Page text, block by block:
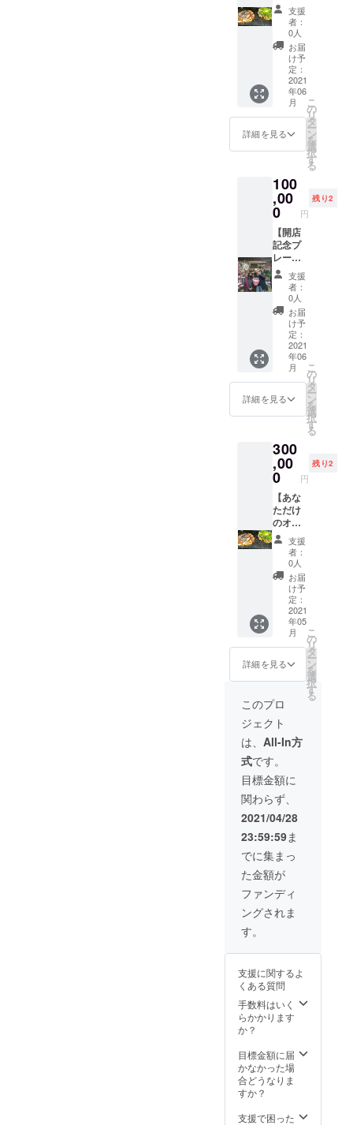
※正式な
プレ
オープ
ンの日
程は決
まり次
第ご案
内させ
て頂き
ます
が、5月
後半〜6
ており
ます
り日程
につい
ては別
途ご相
談下さ
い ※有
効期間
(2021年
6月1
日〜11
月30日)
の感染
状況、
行政の
要請等
の事情
により
人数制
限や時
間制限
を設け
る可能
性があ
ります
お好み
焼きま
えちゃ
んを貸
し切れ
る権利
です！
コース
料理、
ドリン
ク飲み
放題付
き！ オ
飲み会
にぜひ
使って
下さ
い！ ※
貸し切
り日程
につい
てはご
相談下
さい ※
有効期
間(2021
年6月1
日〜11
月30日)
※新型コ
ロナウ
イルス
の感染
行政の
要請等
の事情
により
人数制
限や時
間制限
を設け
る可能
性があ
ります
支援
者：
0人
お届
け予
定：
2021
年06
月
詳細を見る
こ
の
リ
タ
ー
ン
を
選
択
す
る
100
,00
0 円
残り2
【開店
記念プ
レート
にお名
前掲
示】超
特大サ
イズ
「お好
み焼き
まえ
ちゃ
ん」の
開店を
記念
し、支
た方の
お名前
を記載
した記
念ボー
ドを作
成し、
店内に
掲示致
しま
す！ ※
購入画
面の備
考欄に
て、必
ず記載
される
お名前
(ペン
ネーム
可)の記
入をお
願い致
しま
す。
支援
者：
0人
お届
け予
定：
2021
年06
月
詳細を見る
こ
の
リ
タ
ー
ン
を
選
択
す
る
300
,00
0 円
残り2
【あな
ただけ
のオリ
ジナル
メ
ニュー
を作れ
る権】
あなた
だけの
こだわ
りトッ
ピング
が入っ
たオリ
ジナル
お好み
焼きを
作れる
権利で
す！ (お
好み焼
き以外
のメ
ニュー
でも
OK)
ネーミ
ングラ
イツも
付いて
ますの
で商品
名も決
(広告利
そし
て、実
際にメ
ニュー
として
ます！
(例)まえ
ちゃん
スペ
→エ
支援
者：
0人
お届
け予
定：
2021
年05
月
詳細を見る
こ
の
リ
タ
ー
ン
を
選
択
す
る
このプロ
ジェクト
は、 All-In方
式です。
目標金額に
関わらず、
2021/04/28
23:59:59ま
でに集まっ
た金額が
ファンディ
ングされま
す。
支援に関するよ
くある質問
手数料はいく
らかかります
か？
目標金額に届
かなかった場
合どうなりま
すか？
支援で困った